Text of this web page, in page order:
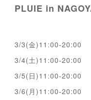
PLUIE in
3/3(金)11:00-20:00
3/4(土)11:00-20:00
3/5(日)11:00-20:00
3/6(月)11:00-20:00